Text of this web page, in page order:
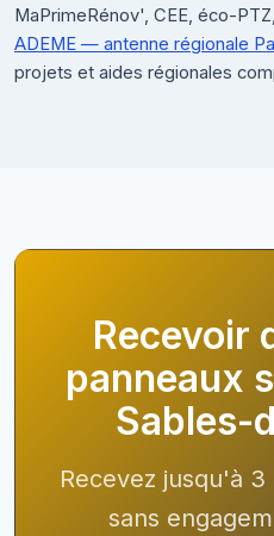
MaPrimeRénov', CEE, éco-
ADEME — antenne régionale
projets et aides régionales
Recevoir
panneaux
Sables-
Recevez jusqu'à
sans